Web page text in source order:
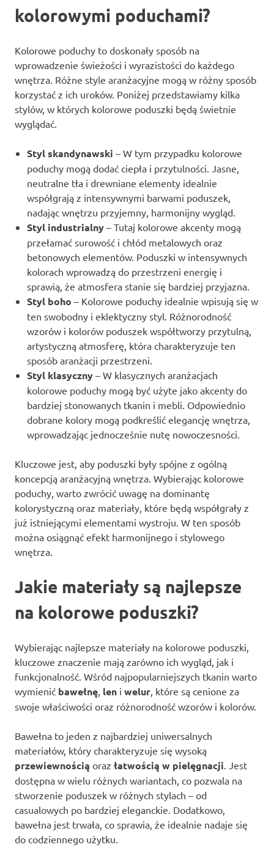
kolorowymi poduchami?
Kolorowe poduchy to doskonały sposób na
wprowadzenie świeżości i wyrazistości do każdego
wnętrza. Różne style aranżacyjne mogą w różny sposób
korzystać z ich uroków. Poniżej przedstawiamy kilka
stylów, w których kolorowe poduszki będą świetnie
wyglądać.
Styl skandynawski – W tym przypadku kolorowe
poduchy mogą dodać ciepła i przytulności. Jasne,
neutralne tła i drewniane elementy idealnie
współgrają z intensywnymi barwami poduszek,
nadając wnętrzu przyjemny, harmonijny wygląd.
Styl industrialny – Tutaj kolorowe akcenty mogą
przełamać surowość i chłód metalowych oraz
betonowych elementów. Poduszki w intensywnych
kolorach wprowadzą do przestrzeni energię i
sprawią, że atmosfera stanie się bardziej przyjazna.
Styl boho – Kolorowe poduchy idealnie wpisują się w
ten swobodny i eklektyczny styl. Różnorodność
wzorów i kolorów poduszek współtworzy przytulną,
artystyczną atmosferę, która charakteryzuje ten
sposób aranżacji przestrzeni.
Styl klasyczny – W klasycznych aranżacjach
kolorowe poduchy mogą być użyte jako akcenty do
bardziej stonowanych tkanin i mebli. Odpowiednio
dobrane kolory mogą podkreślić elegancję wnętrza,
wprowadzając jednocześnie nutę nowoczesności.
Kluczowe jest, aby poduszki były spójne z ogólną
koncepcją aranżacyjną wnętrza. Wybierając kolorowe
poduchy, warto zwrócić uwagę na dominantę
kolorystyczną oraz materiały, które będą współgrały z
już istniejącymi elementami wystroju. W ten sposób
można osiągnąć efekt harmonijnego i stylowego
wnętrza.
Jakie materiały są najlepsze
na kolorowe poduszki?
Wybierając najlepsze materiały na kolorowe poduszki,
kluczowe znaczenie mają zarówno ich wygląd, jak i
funkcjonalność. Wśród najpopularniejszych tkanin warto
wymienić bawełnę len i welur , które są cenione za
swoje właściwości oraz różnorodność wzorów i kolorów.
Bawełna to jeden z najbardziej uniwersalnych
materiałów, który charakteryzuje się wysoką
przewiewnością oraz łatwością w pielęgnacji . Jest
dostępna w wielu różnych wariantach, co pozwala na
stworzenie poduszek w różnych stylach – od
casualowych po bardziej eleganckie. Dodatkowo,
bawełna jest trwała, co sprawia, że idealnie nadaje się
do codziennego użytku.